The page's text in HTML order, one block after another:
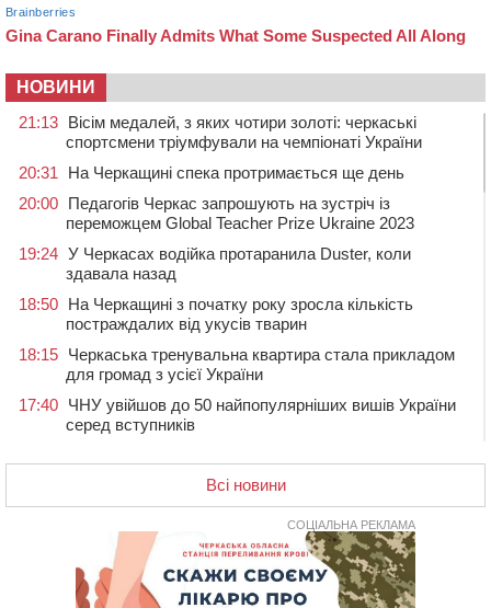
НОВИНИ
21:13 Вісім медалей, з яких чотири золоті: черкаські
спортсмени тріумфували на чемпіонаті України
20:31
На Черкащині спека протримається ще день
20:00 Педагогів Черкас запрошують на зустріч із
переможцем Global Teacher Prize Ukraine 2023
19:24 У Черкасах водійка протаранила Duster, коли
здавала назад
18:50 На Черкащині з початку року зросла кількість
постраждалих від укусів тварин
18:15 Черкаська тренувальна квартира стала прикладом
для громад з усієї України
17:40 ЧНУ увійшов до 50 найпопулярніших вишів України
серед вступників
контейнерний майданчик
16:32
Без розтину грудної клітки: у Черкасах 75-річній
пацієнтці замінили аортальний клапан
У Черкаському онкоцентрі встановили сонячну
електростанцію за понад пів мільйона гривень
Всі новини
СОЦІАЛЬНА РЕКЛАМА